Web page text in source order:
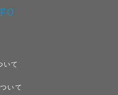
いて
いて